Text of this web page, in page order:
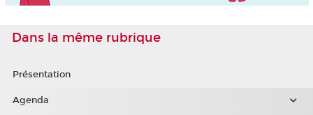
Dans la même rubrique
Présentation
Agenda